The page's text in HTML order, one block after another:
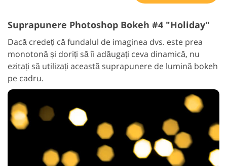
Suprapunere Photoshop Bokeh #4 "Holiday"
Dacă credeți că fundalul de imaginea dvs. este prea
monotonă și doriți să îi adăugați ceva dinamică, nu
ezitați să utilizați această suprapunere de lumină bokeh
pe cadru.